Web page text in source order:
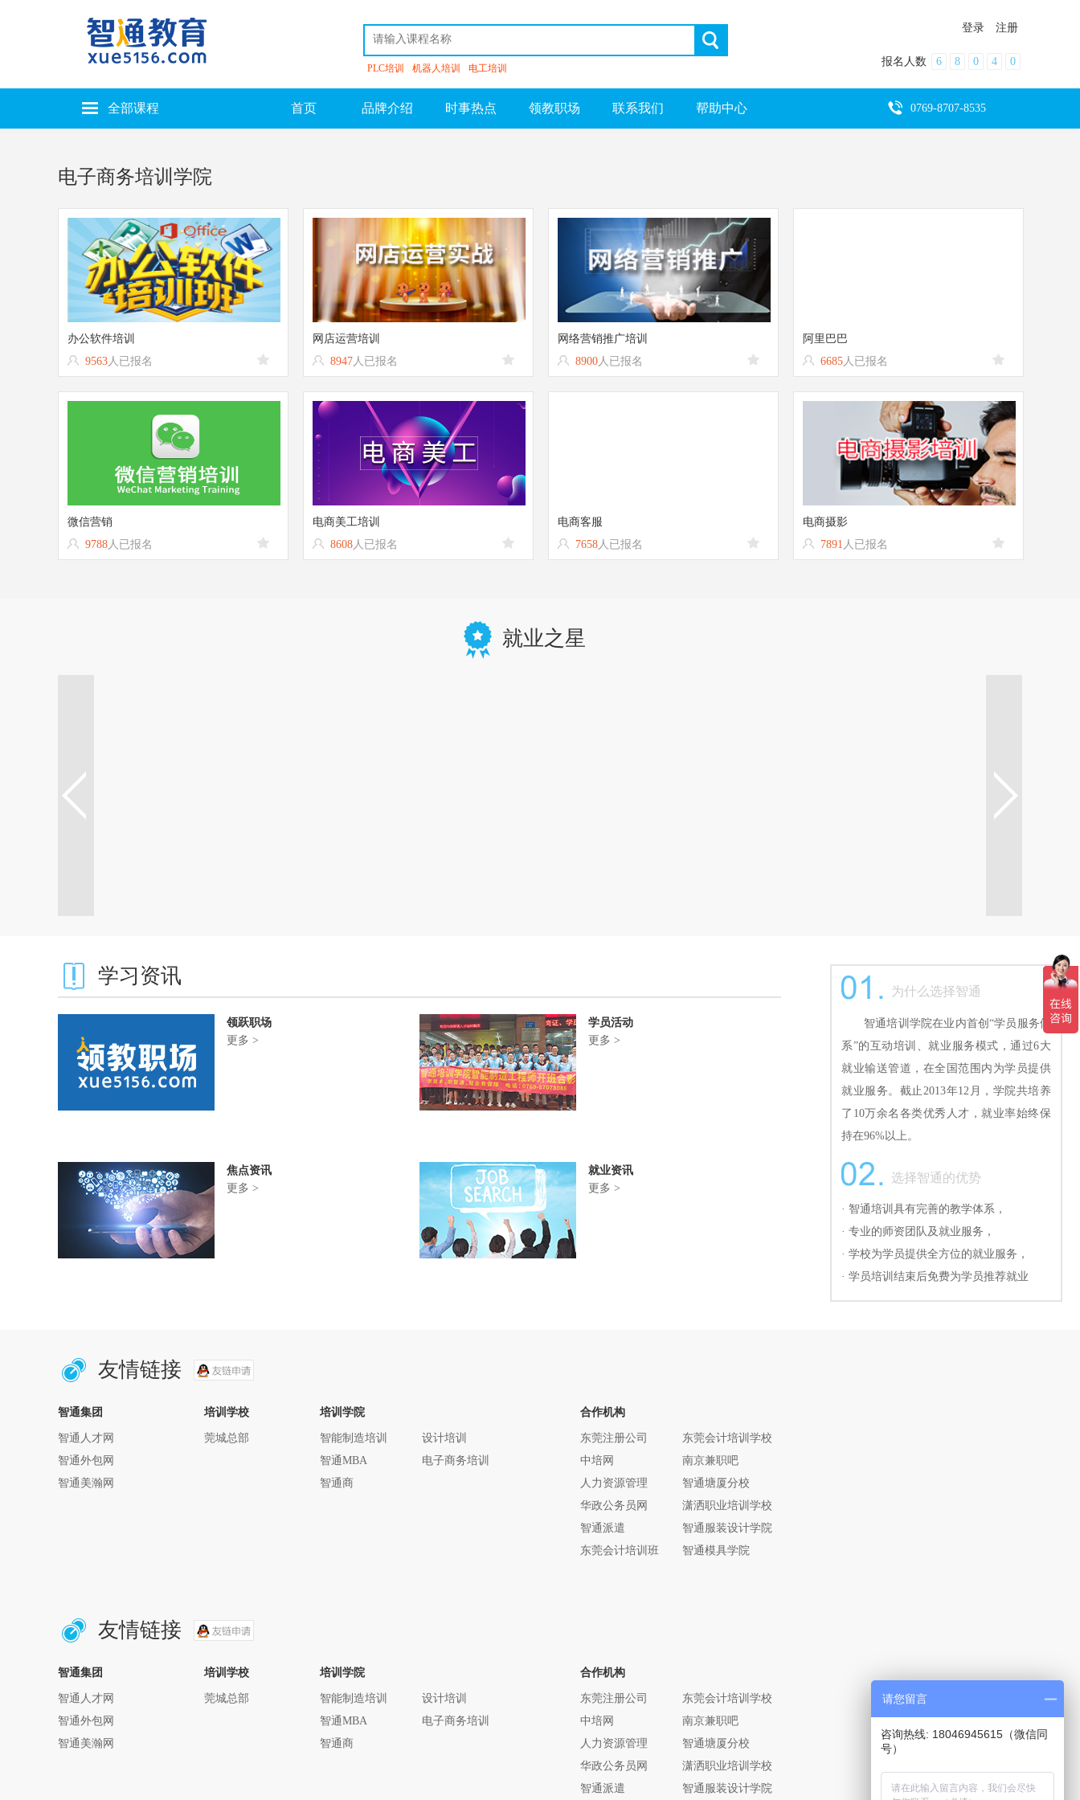
PLC培训 机器人培训 电工培训
登录 注册
报名人数 6 8 0 4 0
首页 品牌介绍 时事热点 领教职场 联系我们 帮助中心 0769-8707-8535
全部课程
电子商务培训学院
办公软件培训
9563人已报名
网店运营培训
8947人已报名
网络营销推广培训
8900人已报名
阿里巴巴
6685人已报名
微信营销
9788人已报名
电商美工培训
8608人已报名
电商客服
7658人已报名
电商摄影
7891 人已报名
就业之星
学习资讯
领跃职场
更多 >
学员活动
更多 >
焦点资讯
更多 >
就业资讯
更多 >
为什么选择智通
智通培训学院在业内首创“学员服务体
系”的互动培训、就业服务模式，通过6大
就业输送管道，在全国范围内为学员提供
就业服务。截止2013年12月，学院共培养
了10万余名各类优秀人才，就业率始终保
持在96%以上。
选择智通的优势
· 智通培训具有完善的教学体系，
· 专业的师资团队及就业服务，
· 学校为学员提供全方位的就业服务，
· 学员培训结束后免费为学员推荐就业
友情链接
智通集团
智通人才网
智通外包网
智通美瀚网
培训学校
莞城总部
培训学院
智能制造培训
智通MBA
智通商
设计培训
电子商务培训
合作机构
东莞注册公司
中培网
人力资源管理
华政公务员网
智通派遣
东莞会计培训班
东莞会计培训学校
南京兼职吧
智通塘厦分校
潇洒职业培训学校
智通服装设计学院
智通模具学院
友情链接
智通集团
智通人才网
智通外包网
智通美瀚网
培训学校
莞城总部
培训学院
智能制造培训
智通MBA
智通商
设计培训
电子商务培训
合作机构
东莞注册公司
中培网
人力资源管理
华政公务员网
智通派遣
东莞会计培训学校
南京兼职吧
智通塘厦分校
潇洒职业培训学校
智通服装设计学院
请您留言
咨询热线: 18046945615（微信同
号）